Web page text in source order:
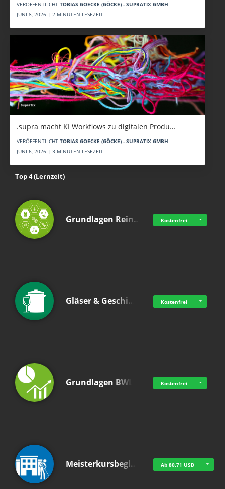
VERÖFFENTLICHT TOBIAS GOECKE (GÖCKE) - SUPRATIX GMBH
JUNI 8, 2026 | 2 MINUTEN LESEZEIT
.supra macht KI Workflows zu digitalen Produ…
VERÖFFENTLICHT TOBIAS GOECKE (GÖCKE) - SUPRATIX GMBH
JUNI 6, 2026 | 3 MINUTEN LESEZEIT
Top 4 (Lernzeit)
Grundlagen Rein… Kostenfrei
Gläser & Geschi… Kostenfrei
Grundlagen BWL Kostenfrei
Meisterkursbegl… Ab 80,71 USD